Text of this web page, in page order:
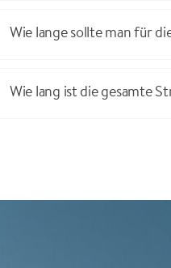
Wie lange sollte man für
Wie lang ist die gesamte